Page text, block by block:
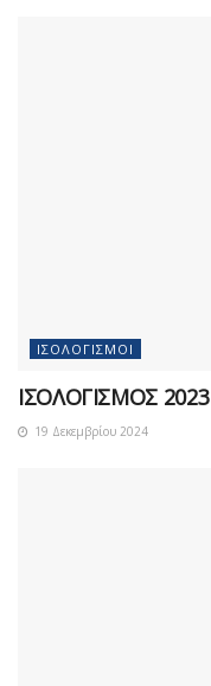
ΙΣΟΛΟΓΙΣΜΟΊ
ΙΣΟΛΟΓΙΣΜΟΣ 2023
19 Δεκεμβρίου 2024